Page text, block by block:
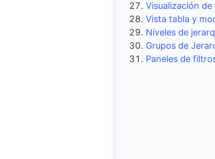
Visualización
Vista tabla y
Niveles de
Grupos de
Paneles de